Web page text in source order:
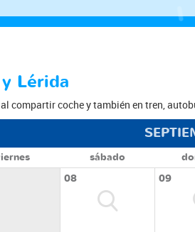
Lérida
compartir coche y también en tren,
sábado
08 09